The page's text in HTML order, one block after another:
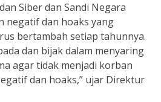
Siber dan Sandi Negara
negatif dan hoaks yang
bertambah setiap tahunnya.
dan bijak dalam menyaring
agar tidak menjadi korban
dan hoaks,” ujar Direktur